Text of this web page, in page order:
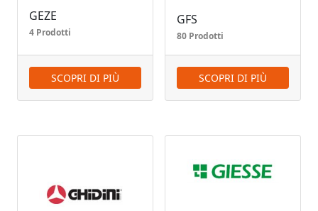
GEZE
4 Prodotti
SCOPRI DI PIÙ
GFS
80 Prodotti
SCOPRI DI PIÙ